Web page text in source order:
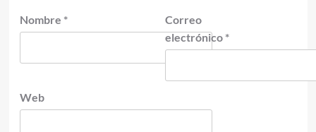
Nombre *
Correo
electrónico *
Web